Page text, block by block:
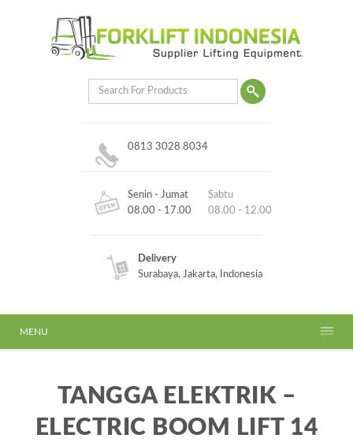
0813 3028 8034
Senin - Jumat
08.00 - 17.00
Sabtu
08.00 - 12.00
Delivery
Surabaya, Jakarta, Indonesia
MENU
TANGGA ELEKTRIK –
ELECTRIC BOOM LIFT 14